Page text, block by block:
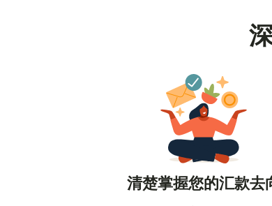
清楚掌握您的汇款去